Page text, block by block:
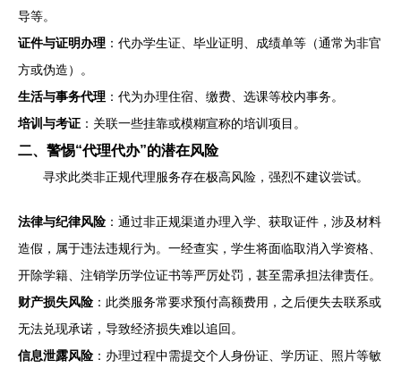
导等。
证件与证明办理 ：代办学生证、毕业证明、成绩单等（通常为非官
方或伪造）。
生活与事务代理 ：代为办理住宿、缴费、选课等校内事务。
培训与考证 ：关联一些挂靠或模糊宣称的培训项目。
二、警惕“代理代办”的潜在风险
寻求此类非正规代理服务存在极高风险，强烈不建议尝试。
法律与纪律风险 ：通过非正规渠道办理入学、获取证件，涉及材料
造假，属于违法违规行为。一经查实，学生将面临取消入学资格、
开除学籍、注销学历学位证书等严厉处罚，甚至需承担法律责任。
财产损失风险 ：此类服务常要求预付高额费用，之后便失去联系或
无法兑现承诺，导致经济损失难以追回。
信息泄露风险 ：办理过程中需提交个人身份证、学历证、照片等敏